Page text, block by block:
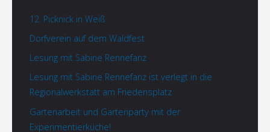
12. Picknick in Weiß
Dorfverein auf dem Waldfest
Lesung mit Sabine Rennefanz
Lesung mit Sabine Rennefanz ist verlegt in die
Regionalwerkstatt am Friedensplatz
Gartenarbeit und Gartenparty mit der
Experimentierküche!